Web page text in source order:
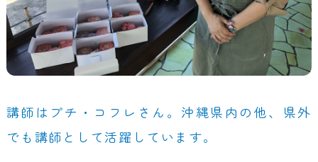
講師はプチ・コフレさん。沖縄県内の他、県外
でも講師として活躍しています。